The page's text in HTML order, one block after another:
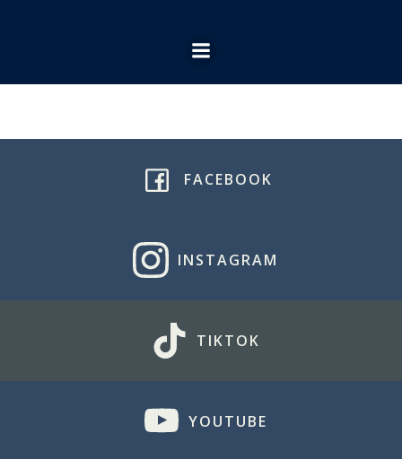
de
FACEBOOK
INSTAGRAM
TIKTOK
YOUTUBE